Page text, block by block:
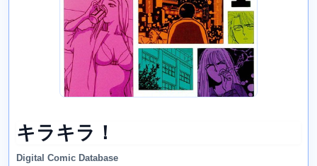
キラキラ！
Digital Comic Database